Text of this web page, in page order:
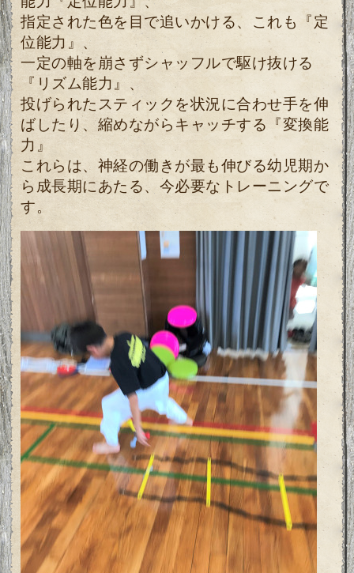
指定された色を目で追いかける、これも『定
位能力』、
一定の軸を崩さずシャッフルで駆け抜ける
『リズム能力』、
投げられたスティックを状況に合わせ手を伸
ばしたり、縮めながらキャッチする『変換能
力』
これらは、神経の働きが最も伸びる幼児期か
ら成長期にあたる、今必要なトレーニングで
す。